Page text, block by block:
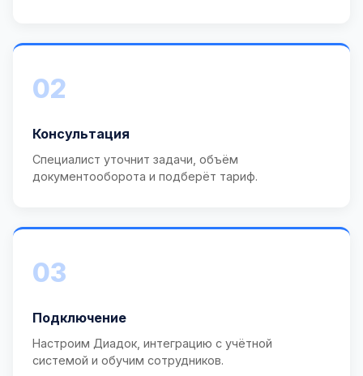
02
Консультация
Специалист уточнит задачи, объём
документооборота и подберёт тариф.
03
Подключение
Настроим Диадок, интеграцию с учётной
системой и обучим сотрудников.